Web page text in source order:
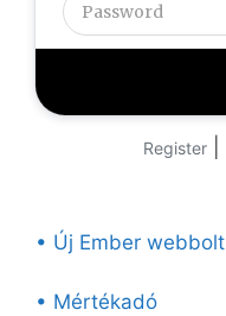
Register
• Új Ember webbolt
• Mértékadó